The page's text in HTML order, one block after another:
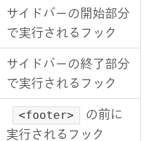
サイドバーの開始部分
で実行されるフック
サイドバーの終了部分
で実行されるフック
<footer>
の前に
実行されるフック